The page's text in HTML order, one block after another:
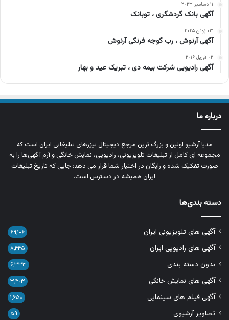
۱۱ دسامبر ۲۰۲۳
آگهی بانک گردشگری ، توبانک
۰۳ ژوئن ۲۰۲۵
آگهی آرنوش ، رب گوجه فرنگی آرنوش
۰۲ آوریل ۲۰۱۶
آگهی رادیویی شرکت بیمه دی ، تبریک عید و بهار
درباره ما
مدیا آرشیو اولین و بزرگ‌ ترین مرجع دیجیتال تیزرهای تبلیغاتی ایران است که
مجموعه‌ ای کامل از تبلیغات تلویزیونی، رادیویی، نمایش خانگی و آرم‌ آگهی‌ها را به‌
صورت تفکیک‌ شده و رایگان در اختیار شما قرار می‌ دهد؛ جایی که تاریخ تبلیغات
ایران همیشه در دسترس است.
دسته بندی‌ها
آگهی های تلویزیونی ایران ۶۹,۱۰۶
آگهی های رادیویی ایران ۸,۴۴۵
بدون دسته بندی ۶,۳۳۳
آگهی های نمایش خانگی ۳,۴۰۳
آگهی فیلم های سینمایی ۱,۶۵۰
تصاویر آرشیوی ۵۹